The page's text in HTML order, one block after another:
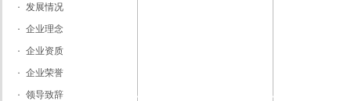
发展情况
企业理念
企业资质
企业荣誉
领导致辞